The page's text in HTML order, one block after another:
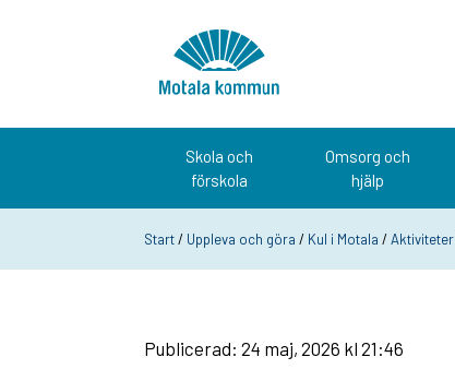
Skola och
förskola
Omsorg och
hjälp
Start/ Uppleva och göra / Kul i Motala /Aktiviteter
Publicerad: 24 maj, 2026 kl 21:46